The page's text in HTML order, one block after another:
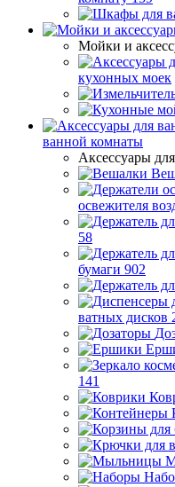
Мойки и
кухонных моек
ванной комнаты
Аксессуары
освежителя
58
бумаги 902
ватных дисков
141